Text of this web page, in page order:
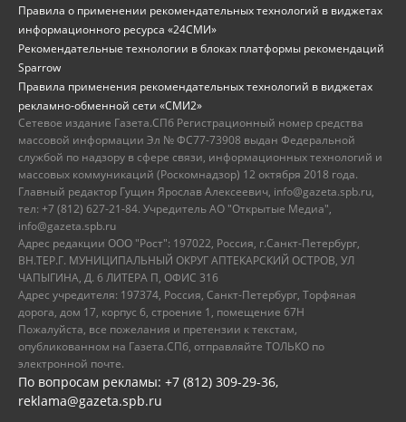
Правила о применении рекомендательных технологий в виджетах
информационного ресурса «24СМИ»
Рекомендательные технологии в блоках платформы рекомендаций
Sparrow
Правила применения рекомендательных технологий в виджетах
рекламно-обменной сети «СМИ2»
Сетевое издание Газета.СПб Регистрационный номер средства
массовой информации Эл № ФС77-73908 выдан Федеральной
службой по надзору в сфере связи, информационных технологий и
массовых коммуникаций (Роскомнадзор) 12 октября 2018 года.
Главный редактор Гущин Ярослав Алексеевич, info@gazeta.spb.ru,
тел: +7 (812) 627-21-84. Учредитель АО "Открытые Медиа",
info@gazeta.spb.ru
Адрес редакции ООО "Рост": 197022, Россия, г.Санкт-Петербург,
ВН.ТЕР.Г. МУНИЦИПАЛЬНЫЙ ОКРУГ АПТЕКАРСКИЙ ОСТРОВ, УЛ
ЧАПЫГИНА, Д. 6 ЛИТЕРА П, ОФИС 316
Адрес учредителя: 197374, Россия, Санкт-Петербург, Торфяная
дорога, дом 17, корпус 6, строение 1, помещение 67Н
Пожалуйста, все пожелания и претензии к текстам,
опубликованном на Газета.СПб, отправляйте ТОЛЬКО по
электронной почте.
По вопросам рекламы: +7 (812) 309-29-36,
reklama@gazeta.spb.ru